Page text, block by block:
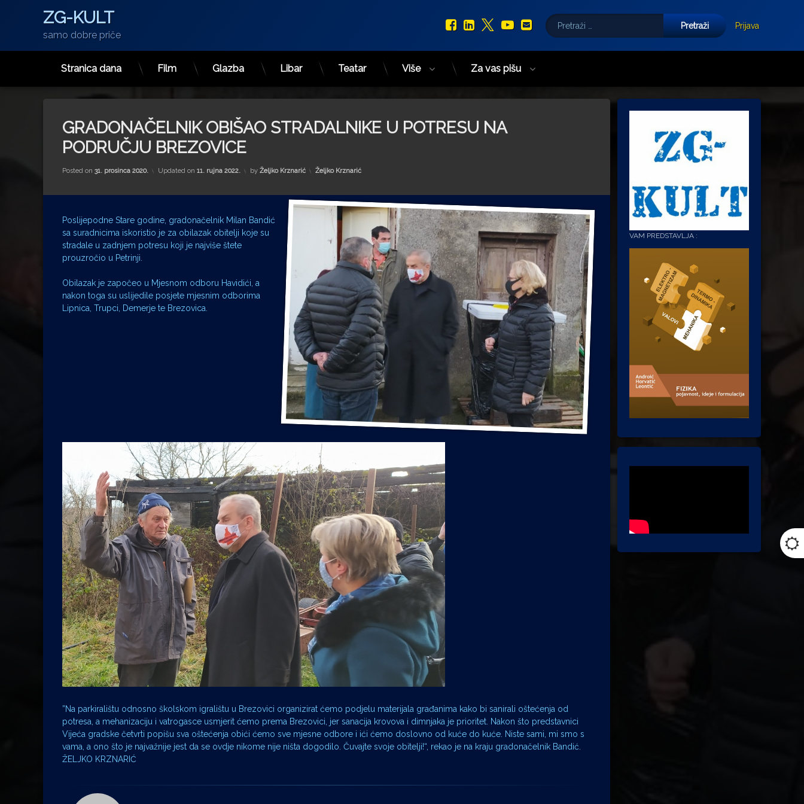
Preskoči
ZG-KULT
samo dobre priče
Facebook
LinkedIn
X.com
YouTube
E-mail
Pretraži:
Prijava
Stranica dana Film Glazba Libar Teatar Više Za vas pišu
GRADONAČELNIK OBIŠAO STRADALNIKE U POTRESU NA
PODRUČJU BREZOVICE
Posted on 31. prosinca 2020. Updated on 11. rujna 2022. by Željko Krznarić Kategorije:
Željko Krznarić
Poslijepodne Stare godine, gradonačelnik Milan Bandić
sa suradnicima iskoristio je za obilazak obitelji koje su
stradale u zadnjem potresu koji je najviše štete
prouzročio u Petrinji.
Obilazak je započeo u Mjesnom odboru Havidići, a
nakon toga su uslijedile posjete mjesnim odborima
Lipnica, Trupci, Demerje te Brezovica.
”Na parkiralištu odnosno školskom igralištu u Brezovici organizirat ćemo podjelu materijala građanima kako bi sanirali oštećenja od
potresa, a mehanizaciju i vatrogasce usmjerit ćemo prema Brezovici, jer sanacija krovova i dimnjaka je prioritet. Nakon što predstavnici
Vijeća gradske četvrti popišu sva oštećenja obići ćemo sve mjesne odbore i ići ćemo doslovno od kuće do kuće. Niste sami, mi smo s
vama, a ono što je najvažnije jest da se ovdje nikome nije ništa dogodilo. Čuvajte svoje obitelji!“, rekao je na kraju gradonačelnik Bandić.
ŽELJKO KRZNARIĆ
VAM PREDSTAVLJA :